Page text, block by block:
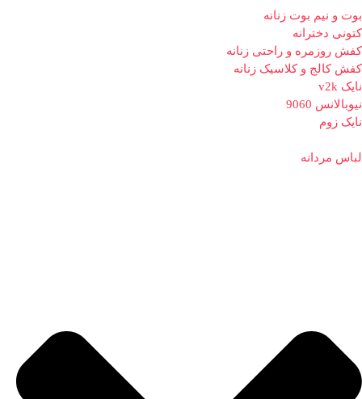
بوت و نیم بوت زنانه
کتونی دخترانه
کفش روزمره و راحتی زنانه
کفش کالج و کلاسیک زنانه
نایک v2k
نیوبالانس 9060
نایک زوم
لباس مردانه